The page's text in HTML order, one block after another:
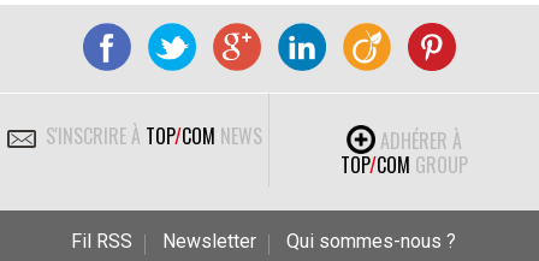
S'INSCRIRE À TOP/COM NEWS
ADHÉRER À
TOP/COM GROUP
Fil RSS Newsletter
Qui sommes-nous ?